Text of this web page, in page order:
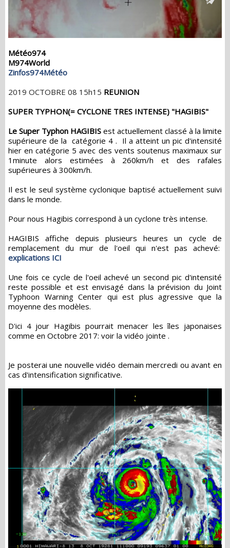
Météo974
M974World
Zinfos974Météo
2019 OCTOBRE 08 15h15 REUNION
SUPER TYPHON(= CYCLONE TRES INTENSE) "HAGIBIS"
Le Super Typhon HAGIBIS est actuellement classé à la limite
supérieure de la catégorie 4 . Il a atteint un pic d'intensité
hier en catégorie 5 avec des vents soutenus maximaux sur
1minute alors estimées à 260km/h et des rafales
supérieures à 300km/h.
Il est le seul système cyclonique baptisé actuellement suivi
dans le monde.
Pour nous Hagibis correspond à un cyclone très intense.
HAGIBIS affiche depuis plusieurs heures un cycle de
remplacement du mur de l'oeil qui n'est pas achevé:
explications ICI
Une fois ce cycle de l'oeil achevé un second pic d'intensité
reste possible et est envisagé dans la prévision du Joint
Typhoon Warning Center qui est plus agressive que la
moyenne des modèles.
D'ici 4 jour Hagibis pourrait menacer les îles japonaises
comme en Octobre 2017: voir la vidéo jointe .
Je posterai une nouvelle vidéo demain mercredi ou avant en
cas d'intensification significative.